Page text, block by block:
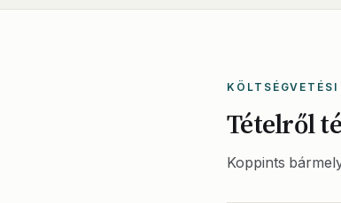
KÖLTSÉGVETÉSI
Tételről
Koppints